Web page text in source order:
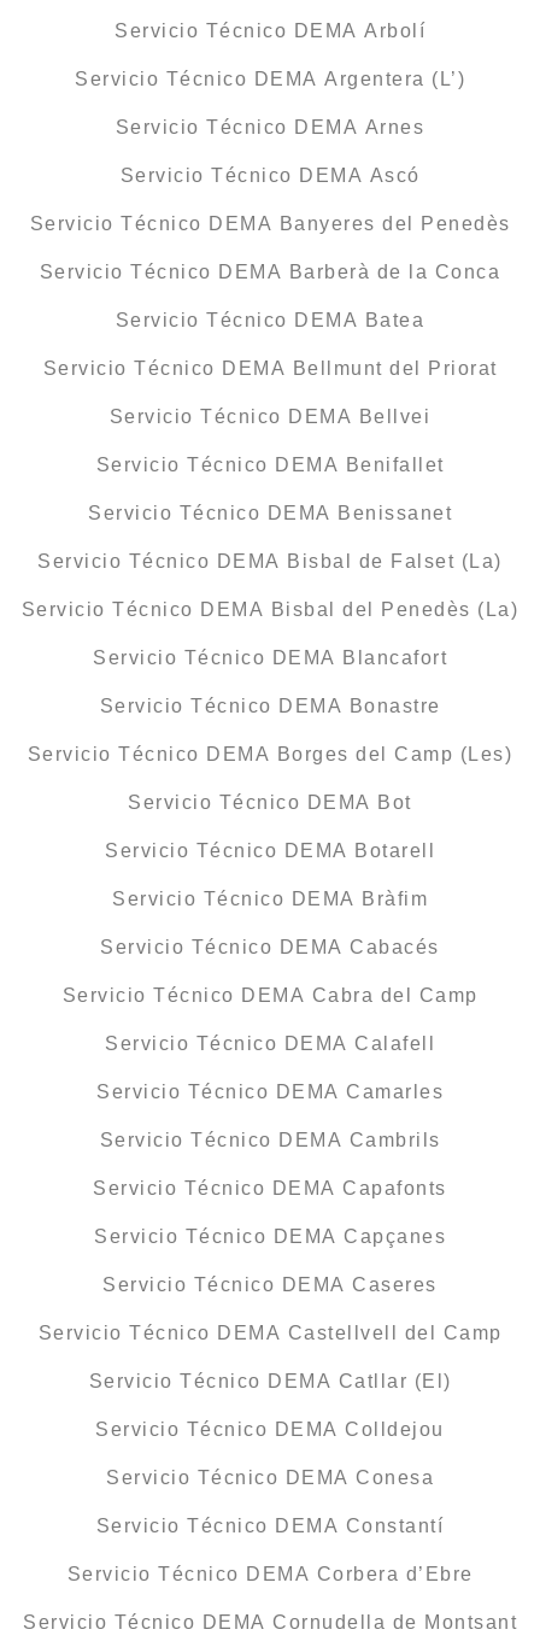
Servicio Técnico DEMA Arbolí
Servicio Técnico DEMA Argentera (L’)
Servicio Técnico DEMA Arnes
Servicio Técnico DEMA Ascó
Servicio Técnico DEMA Banyeres del Penedès
Servicio Técnico DEMA Barberà de la Conca
Servicio Técnico DEMA Batea
Servicio Técnico DEMA Bellmunt del Priorat
Servicio Técnico DEMA Bellvei
Servicio Técnico DEMA Benifallet
Servicio Técnico DEMA Benissanet
Servicio Técnico DEMA Bisbal de Falset (La)
Servicio Técnico DEMA Bisbal del Penedès (La)
Servicio Técnico DEMA Blancafort
Servicio Técnico DEMA Bonastre
Servicio Técnico DEMA Borges del Camp (Les)
Servicio Técnico DEMA Bot
Servicio Técnico DEMA Botarell
Servicio Técnico DEMA Bràfim
Servicio Técnico DEMA Cabacés
Servicio Técnico DEMA Cabra del Camp
Servicio Técnico DEMA Calafell
Servicio Técnico DEMA Camarles
Servicio Técnico DEMA Cambrils
Servicio Técnico DEMA Capafonts
Servicio Técnico DEMA Capçanes
Servicio Técnico DEMA Caseres
Servicio Técnico DEMA Castellvell del Camp
Servicio Técnico DEMA Catllar (El)
Servicio Técnico DEMA Colldejou
Servicio Técnico DEMA Conesa
Servicio Técnico DEMA Constantí
Servicio Técnico DEMA Corbera d’Ebre
Servicio Técnico DEMA Cornudella de Montsant